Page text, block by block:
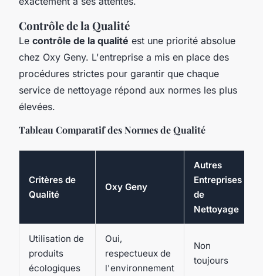
Contrôle de la Qualité
Le contrôle de la qualité est une priorité absolue
chez Oxy Geny. L'entreprise a mis en place des
procédures strictes pour garantir que chaque
service de nettoyage répond aux normes les plus
élevées.
Tableau Comparatif des Normes de Qualité
Critères de
Qualité
Oxy Geny
Autres
Entreprises
de
Nettoyage
Utilisation de
produits
écologiques
Oui,
respectueux de
l'environnement
Non
toujours